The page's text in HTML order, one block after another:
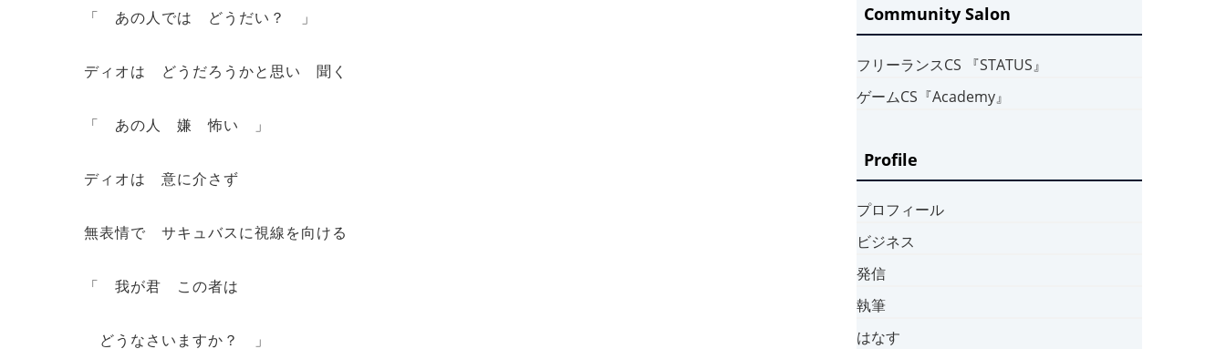
「 あの人では どうだい？ 」
ディオは どうだろうかと思い 聞く
「 あの人 嫌 怖い 」
ディオは 意に介さず
無表情で サキュバスに視線を向ける
「 我が君 この者は
どうなさいますか？ 」
Community Salon
フリーランスCS 『STATUS』
ゲームCS『Academy』
Profile
プロフィール
ビジネス
発信
執筆
はなす